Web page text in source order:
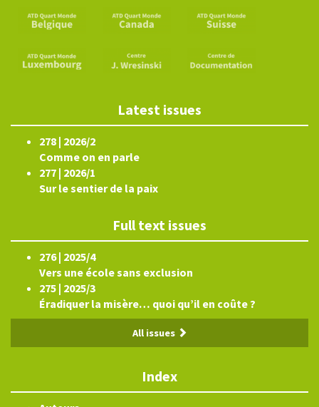
Latest issues
278 | 2026/2
Comme on en parle
277 | 2026/1
Sur le sentier de la paix
Full text issues
276 | 2025/4
Vers une école sans exclusion
275 | 2025/3
Éradiquer la misère… quoi qu’il en coûte ?
All issues
Index